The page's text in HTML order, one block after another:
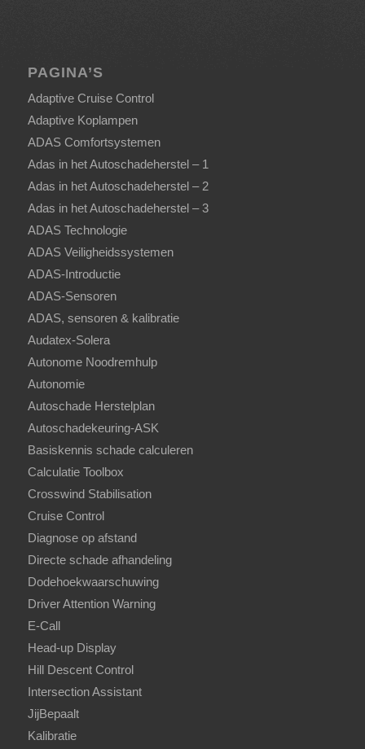
PAGINA’S
Adaptive Cruise Control
Adaptive Koplampen
ADAS Comfortsystemen
Adas in het Autoschadeherstel – 1
Adas in het Autoschadeherstel – 2
Adas in het Autoschadeherstel – 3
ADAS Technologie
ADAS Veiligheidssystemen
ADAS-Introductie
ADAS-Sensoren
ADAS, sensoren & kalibratie
Audatex-Solera
Autonome Noodremhulp
Autonomie
Autoschade Herstelplan
Autoschadekeuring-ASK
Basiskennis schade calculeren
Calculatie Toolbox
Crosswind Stabilisation
Cruise Control
Diagnose op afstand
Directe schade afhandeling
Dodehoekwaarschuwing
Driver Attention Warning
E-Call
Head-up Display
Hill Descent Control
Intersection Assistant
JijBepaalt
Kalibratie